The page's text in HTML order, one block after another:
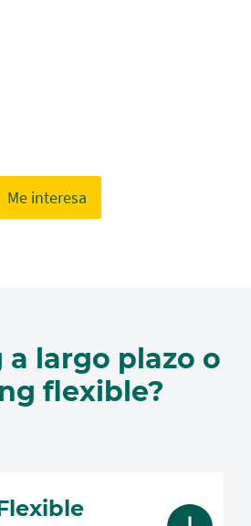
Me interesa
a largo plazo o
flexible?
Mostrar